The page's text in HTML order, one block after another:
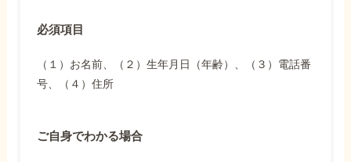
必須項目
（１）お名前、（２）生年月日（年齢）、（３）電話番
号、（４）住所
ご自身でわかる場合